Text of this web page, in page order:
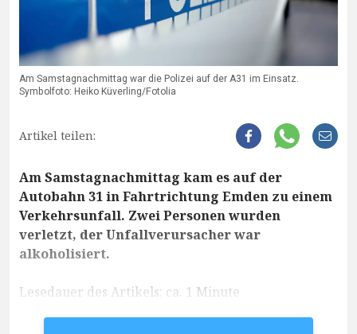
Am Samstagnachmittag war die Polizei auf der A31 im Einsatz.
Symbolfoto: Heiko Küverling/Fotolia
Artikel teilen:
Am Samstagnachmittag kam es auf der
Autobahn 31 in Fahrtrichtung Emden zu einem
Verkehrsunfall. Zwei Personen wurden
verletzt, der Unfallverursacher war
alkoholisiert.
Lesedauer des Artikels: ca. 1 Minute